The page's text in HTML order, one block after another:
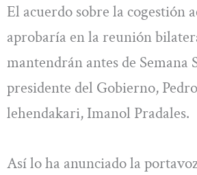
El acuerdo sobre la cogestión
aprobaría en la reunión
mantendrán antes de Semana
presidente del Gobierno,
lehendakari, Imanol Pradales.
Así lo ha anunciado la